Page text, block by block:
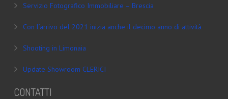
Servizio Fotografico Immobiliare – Brescia
Con l’arrivo del 2021 inizia anche il decimo anno di attività
Shooting in Limonaia
Update Showroom CLERICI
CONTATTI